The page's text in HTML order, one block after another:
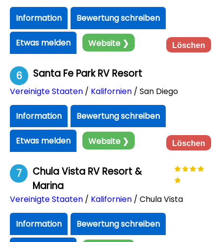
Information Bewertung schreiben
Etwas melden Website ❯ Löschen
6 Santa Fe Park RV Resort
Vereinigte Staaten / Kalifornien / San Diego
Information Bewertung schreiben
Etwas melden Website ❯ Löschen
7
Chula Vista RV Resort &
Marina
Vereinigte Staaten / Kalifornien / Chula Vista
Information Bewertung schreiben